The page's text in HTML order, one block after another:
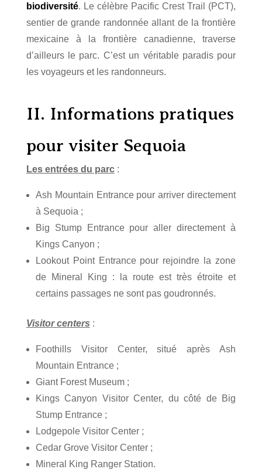
biodiversité. Le célèbre Pacific Crest Trail (PCT),
sentier de grande randonnée allant de la frontière
mexicaine à la frontière canadienne, traverse
d’ailleurs le parc. C’est un véritable paradis pour
les voyageurs et les randonneurs.
II. Informations pratiques
pour visiter Sequoia
Les entrées du parc:
Ash Mountain Entrance pour arriver directement
à Sequoia ;
Big Stump Entrance pour aller directement à
Kings Canyon ;
Lookout Point Entrance pour rejoindre la zone
de Mineral King : la route est très étroite et
certains passages ne sont pas goudronnés.
Visitor centers :
Foothills Visitor Center, situé après Ash
Mountain Entrance ;
Giant Forest Museum ;
Kings Canyon Visitor Center, du côté de Big
Stump Entrance ;
Lodgepole Visitor Center ;
Cedar Grove Visitor Center ;
Mineral King Ranger Station.